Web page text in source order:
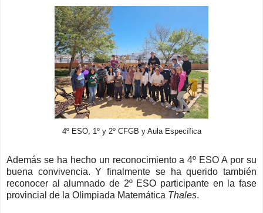
4º ESO, 1º y 2º CFGB y Aula Específica
Además se ha hecho un reconocimiento a 4º ESO A por su
buena convivencia. Y finalmente se ha querido también
reconocer al alumnado de 2º ESO participante en la fase
provincial de la Olimpiada Matemática Thales.